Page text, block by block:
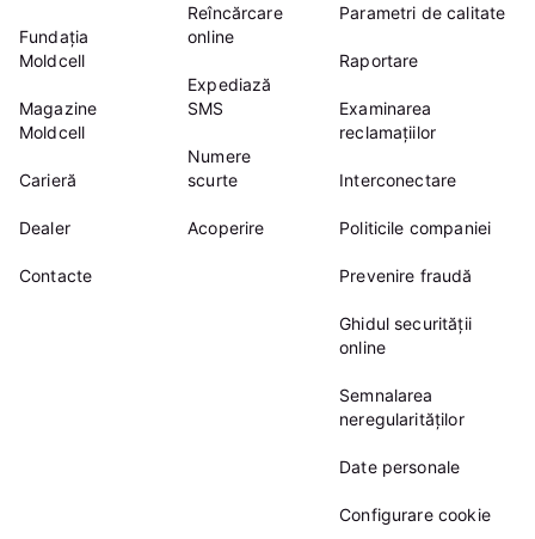
Fundația
Moldcell
Magazine
Moldcell
Carieră
Dealer
Contacte
Reîncărcare
online
Expediază
SMS
Numere
scurte
Acoperire
Parametri de calitate
Raportare
Examinarea
reclamațiilor
Interconectare
Politicile companiei
Prevenire fraudă
Ghidul securității
online
Semnalarea
neregularităților
Date personale
Configurare cookie